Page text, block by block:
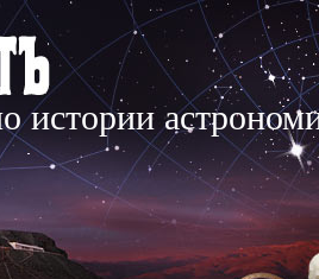
истории